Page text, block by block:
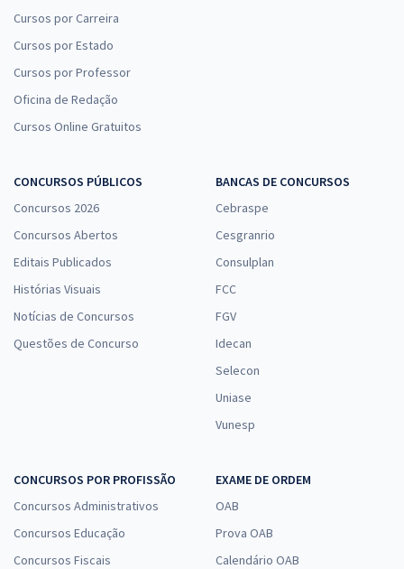
R$29,52
Economize R$ 88,56 (-20%)
Comprar
Prefeitura de Buriticupu - MA - Professor Ensino Fundamental Nível –
II - Anos Finais – 6º Ao 9º Ano - História (Pós-Edital)
à vista
R$33,33
Comprar
Prefeitura de Buriticupu - MA - Professor Ensino Fundamental Nível –
Cursos por Carreira
Cursos por Estado
Cursos por Professor
Oficina de Redação
Cursos Online Gratuitos
CONCURSOS PÚBLICOS
Concursos 2026
Concursos Abertos
Editais Publicados
Histórias Visuais
Notícias de Concursos
Questões de Concurso
BANCAS DE CONCURSOS
Cebraspe
Cesgranrio
Consulplan
FCC
FGV
Idecan
Selecon
Uniase
Vunesp
CONCURSOS POR PROFISSÃO
Concursos Administrativos
Concursos Educação
Concursos Fiscais
EXAME DE ORDEM
OAB
Prova OAB
Calendário OAB